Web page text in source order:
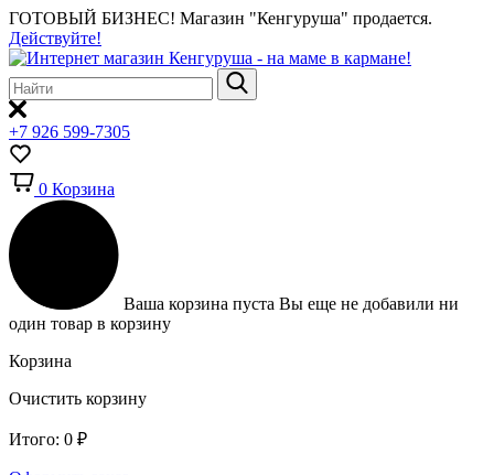
ГОТОВЫЙ БИЗНЕС! Магазин "Кенгуруша" продается.
Действуйте!
+7 926 599-7305
0 Корзина
Ваша корзина пуста Вы еще не добавили ни
один товар в корзину
Корзина
Очистить корзину
Итого: 0 ₽